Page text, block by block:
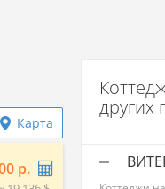
Карта
р.
других